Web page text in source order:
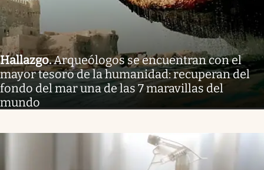
Hallazgo.Arqueólogos se encuentran con el
mayor tesoro de la humanidad: recuperan del
fondo del mar una de las 7 maravillas del
mundo